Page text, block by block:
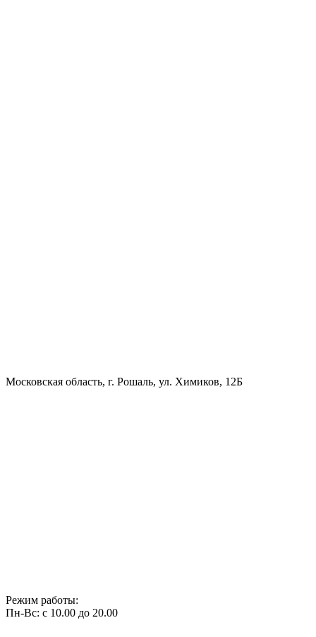
Московская область, г. Рошаль, ул. Химиков, 12Б
Режим работы:
Пн-Вс: с 10.00 до 20.00